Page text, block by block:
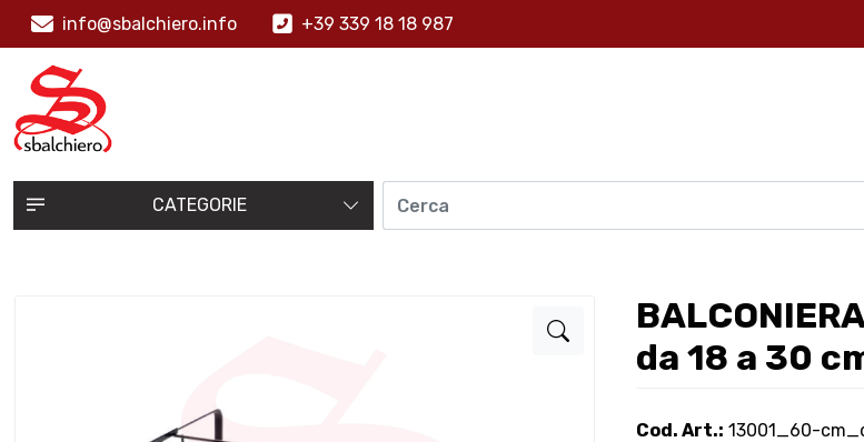
info@sbalchiero.info +39 339 18 18 987
CATEGORIE
da 18 a 30
Cod. Art.: 13001_60-